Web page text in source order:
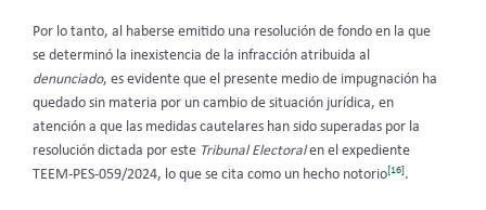
Por lo tanto, al haberse emitido una resolución de fondo en la que
se determinó la inexistencia de la infracción atribuida al
denunciado, es evidente que el presente medio de impugnación ha
quedado sin materia por un cambio de situación jurídica, en
atención a que las medidas cautelares han sido superadas por la
resolución dictada por este Tribunal Electoralen el expediente
TEEM-PES-059/2024, lo que se cita como un hecho notorio[16].